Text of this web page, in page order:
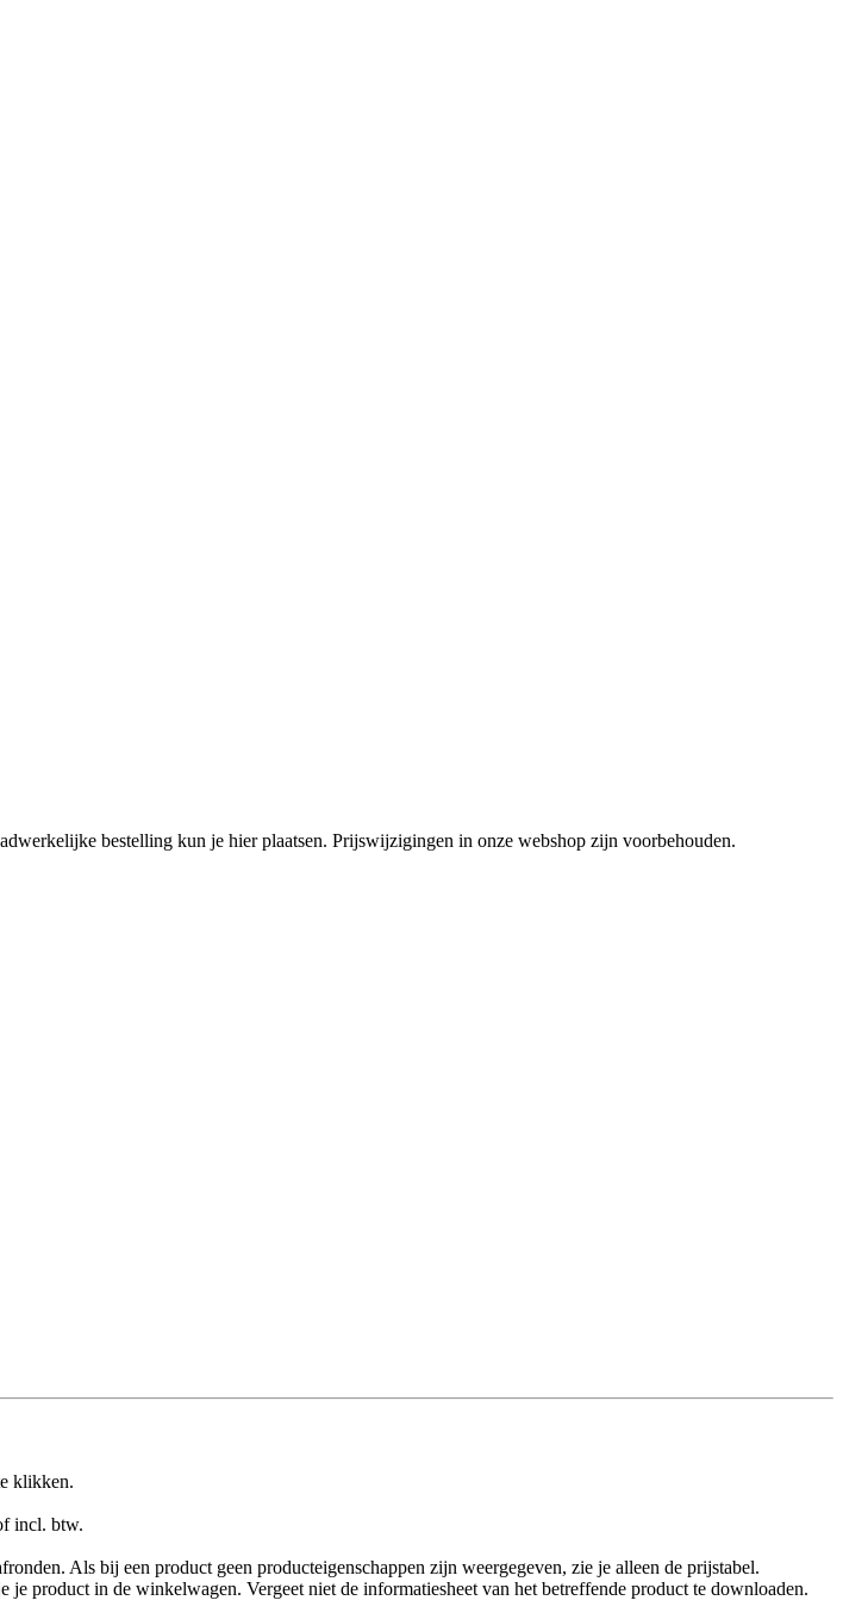
bestelling kun je hier plaatsen. Prijswijzigingen in onze webshop zijn voorbehouden.
klikken.
incl. btw.
Als bij een product geen producteigenschappen zijn weergegeven, zie je alleen de prijstabel.
product in de winkelwagen. Vergeet niet de informatiesheet van het betreffende product te downloaden.